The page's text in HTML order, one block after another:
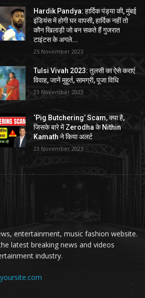
Hardik Pandya: हार्दिक पंड्या की, मुंबई
इंडियंस में होगी घर वापसी, हार्दिक नहीं तो
कौन खिलाड़ी जो बन सकते हैं गुजरात
टाइंटस के अगले...
25 November 2023
Tulsi Vivah 2023: तुलसी का ऐसे कराएं
विवाह, जानें मुहूर्त, सामग्री, पूजा विधि
23 November 2023
‘Pig Butchering’ Scam, क्या है,
जिसके बारे में Zerodha के Nithin
Kamath ने किया अलर्ट
23 November 2023
entertainment, music fashion website.
latest breaking news and videos
industry.